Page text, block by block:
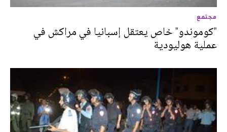
مجتمع
"كوموندو" خاص يعتقل إسبانيا في مراكش في
عملية هوليودية